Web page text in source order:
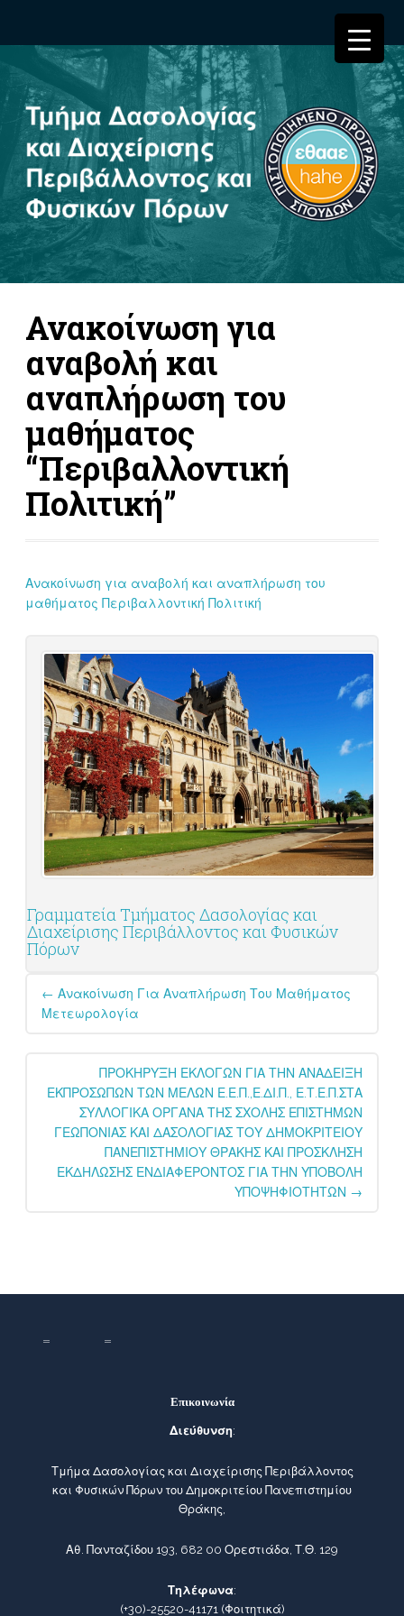
Ανακοίνωση για
αναβολή και
αναπλήρωση του
μαθήματος
“Περιβαλλοντική
Πολιτική”
Ανακοίνωση για αναβολή και αναπλήρωση του
μαθήματος Περιβαλλοντική Πολιτική
Γραμματεία Τμήματος Δασολογίας και
Διαχείρισης Περιβάλλοντος και Φυσικών
Πόρων
Post
navigation
← Ανακοίνωση Για Αναπλήρωση Του Μαθήματος
Μετεωρολογία
ΠΡΟΚΗΡΥΞΗ ΕΚΛΟΓΩΝ ΓΙΑ ΤΗΝ ΑΝΑΔΕΙΞΗ
ΕΚΠΡΟΣΩΠΩΝ ΤΩΝ ΜΕΛΩΝ Ε.Ε.Π.,Ε.ΔΙ.Π., Ε.Τ.Ε.Π.ΣΤΑ
ΣΥΛΛΟΓΙΚΑ ΟΡΓΑΝΑ ΤΗΣ ΣΧΟΛΗΣ ΕΠΙΣΤΗΜΩΝ
ΓΕΩΠΟΝΙΑΣ ΚΑΙ ΔΑΣΟΛΟΓΙΑΣ ΤΟΥ ΔΗΜΟΚΡΙΤΕΙΟΥ
ΠΑΝΕΠΙΣΤΗΜΙΟΥ ΘΡΑΚΗΣ ΚΑΙ ΠΡΟΣΚΛΗΣΗ
ΕΚΔΗΛΩΣΗΣ ΕΝΔΙΑΦΕΡΟΝΤΟΣ ΓΙΑ ΤΗΝ ΥΠΟΒΟΛΗ
ΥΠΟΨΗΦΙΟΤΗΤΩΝ →
Επικοινωνία
Διεύθυνση:
Τμήμα Δασολογίας και Διαχείρισης Περιβάλλοντος
και Φυσικών Πόρων του Δημοκριτείου Πανεπιστημίου
Θράκης,
Αθ. Πανταζίδου 193, 682 00 Ορεστιάδα, Τ.Θ. 129
Τηλέφωνα:
(+30)-25520-41171(Φοιτητικά)